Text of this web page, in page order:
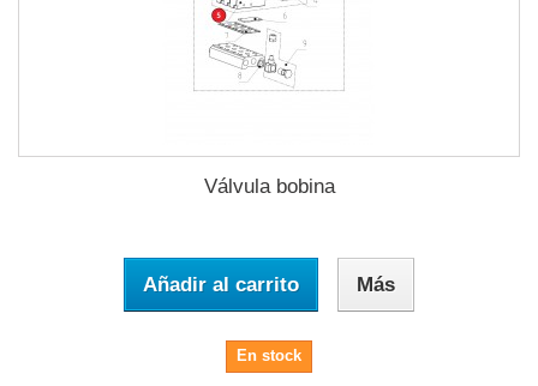
Válvula bobina
Añadir al carrito Más
En stock